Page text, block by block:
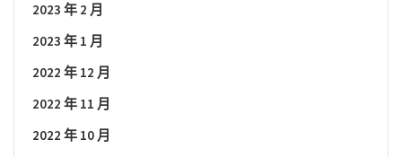
2023 年 2 月
2023 年 1 月
2022 年 12 月
2022 年 11 月
2022 年 10 月